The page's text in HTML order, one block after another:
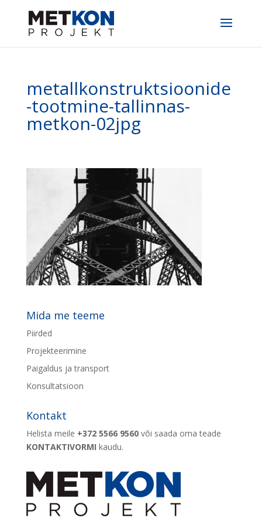
metallkonstruktsioonide
-tootmine-tallinnas-
metkon-02jpg
Mida me teeme
Piirded
Projekteerimine
Paigaldus ja transport
Konsultatsioon
Kontakt
Helista meile +372 5566 9560või saada oma teade
KONTAKTIVORMI kaudu.